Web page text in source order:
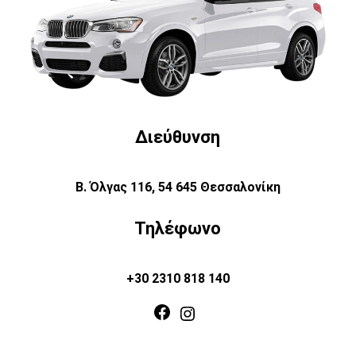
Διεύθυνση
Β. Όλγας 116, 54 645 Θεσσαλονίκη
Τηλέφωνο
+30 2310 818 140
Facebook
Instagram